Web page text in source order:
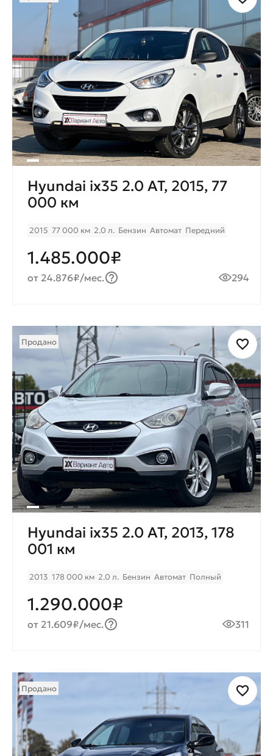
комфортного ежемесячного
платежа.
Hyundai ix35 2.0 AT, 2015, 77
000 км
2015 77 000 км 2.0 л. Бензин Автомат Передний
1.485.000₽
от 24.876₽/мес. 294
Продано
Hyundai ix35 2.0 AT, 2013, 178
001 км
2013 178 000 км 2.0 л. Бензин Автомат Полный
1.290.000₽
от 21.609₽/мес. 311
Продано